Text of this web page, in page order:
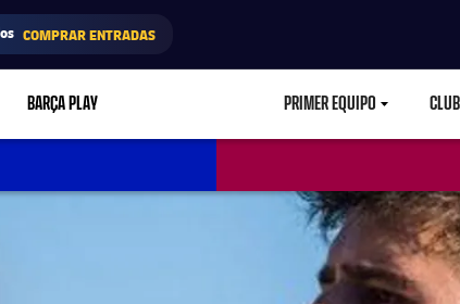
COMPRAR ENTRADAS
BARÇA PLAY PRIMER EQUIPO CLUB